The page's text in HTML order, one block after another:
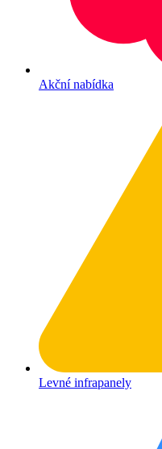
Akční nabídka
Levné infrapanely